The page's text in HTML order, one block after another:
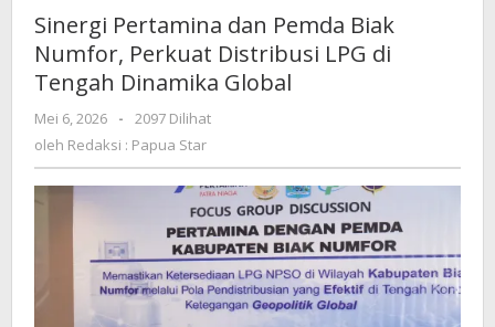
Pemda
Biak
di
Tengah
Dinamika
Global
Sinergi Pertamina dan Pemda Biak
Numfor, Perkuat Distribusi LPG di
Tengah Dinamika Global
Mei 6, 2026
oleh
Redaksi
-
2097 Dilihat
oleh Redaksi : Papua Star